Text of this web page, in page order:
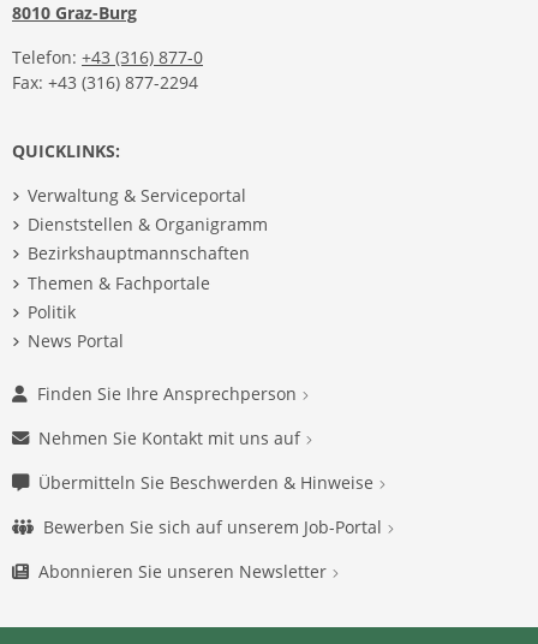
8010 Graz-Burg
Telefon: +43 (316) 877-0
Fax: +43 (316) 877-2294
QUICKLINKS:
Verwaltung & Serviceportal
Dienststellen & Organigramm
Bezirkshauptmannschaften
Themen & Fachportale
Politik
News Portal
Finden Sie Ihre Ansprechperson
Nehmen Sie Kontakt mit uns auf
Übermitteln Sie Beschwerden & Hinweise
Bewerben Sie sich auf unserem Job-Portal
Abonnieren Sie unseren Newsletter